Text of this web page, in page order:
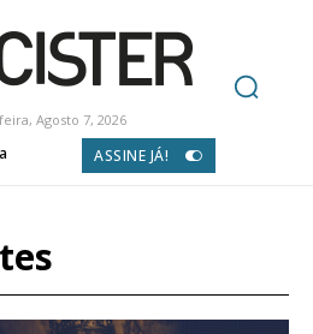
Agosto 7, 2026
ASSINE JÁ!